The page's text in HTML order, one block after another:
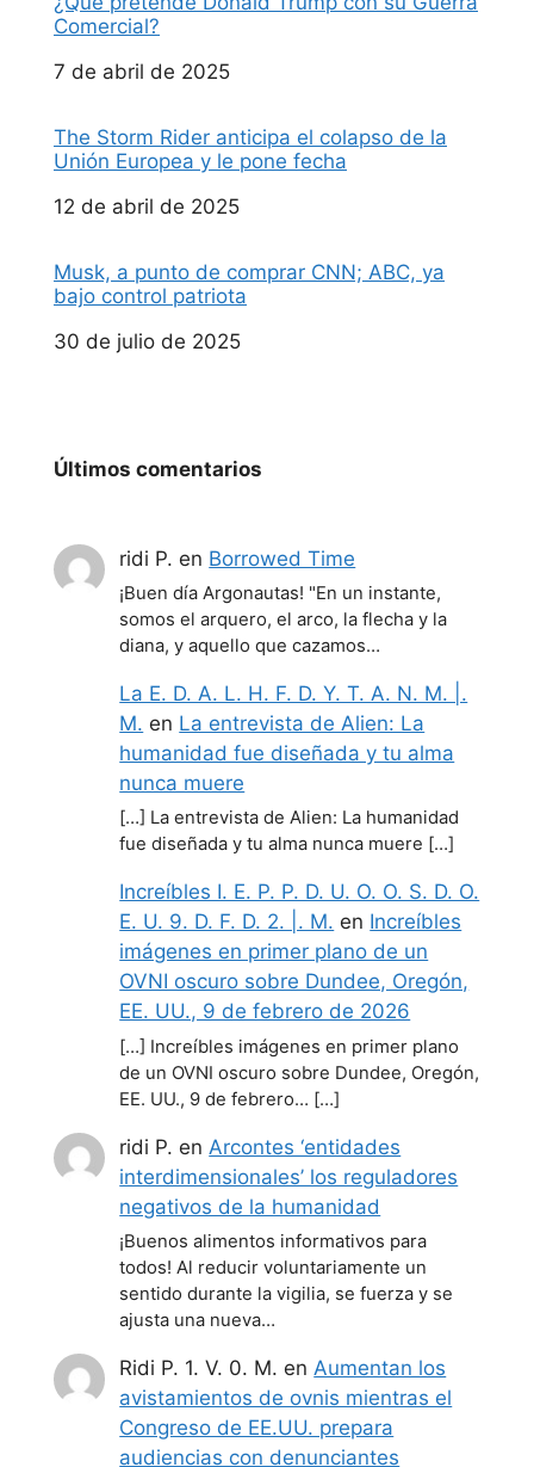
Comercial?
Fecha
7 de abril de 2025
The Storm Rider anticipa el colapso de la
Unión Europea y le pone fecha
Fecha
12 de abril de 2025
Musk, a punto de comprar CNN; ABC, ya
bajo control patriota
Fecha
30 de julio de 2025
Últimos comentarios
ridi P. en Borrowed Time
¡Buen día Argonautas! "En un instante,
somos el arquero, el arco, la flecha y la
diana, y aquello que cazamos…
La E. D. A. L. H. F. D. Y. T. A. N. M. |.
M. en La entrevista de Alien: La
humanidad fue diseñada y tu alma
nunca muere
[…] La entrevista de Alien: La humanidad
fue diseñada y tu alma nunca muere […]
Increíbles I. E. P. P. D. U. O. O. S. D. O.
E. U. 9. D. F. D. 2. |. M. en Increíbles
imágenes en primer plano de un
OVNI oscuro sobre Dundee, Oregón,
EE. UU., 9 de febrero de 2026
[…] Increíbles imágenes en primer plano
de un OVNI oscuro sobre Dundee, Oregón,
EE. UU., 9 de febrero… […]
ridi P. en Arcontes ‘entidades
interdimensionales’ los reguladores
negativos de la humanidad
¡Buenos alimentos informativos para
todos! Al reducir voluntariamente un
sentido durante la vigilia, se fuerza y se
ajusta una nueva…
Ridi P. 1. V. 0. M. enAumentan los
avistamientos de ovnis mientras el
Congreso de EE.UU. prepara
audiencias con denunciantes